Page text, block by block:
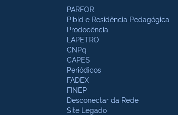
PARFOR
Pibid e Residência Pedagógica
Prodocência
LAPETRO
CNPq
CAPES
Periódicos
FADEX
FINEP
Desconectar da Rede
Site Legado